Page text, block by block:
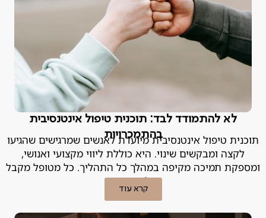
לא להתמודד לבד: תוכנית טיפול אינטנסיבית
בהתמכרויות
תוכנית טיפול אינטנסיבית מיועדת לאנשים שמרגישים שהגיעו
לקצה ומבקשים שינוי. היא כוללת ליווי מקצועי ואנושי,
ומספקת תמיכה מקיפה במהלך כל התהליך. כל מטופל מקבל
מעטפת טיפולית מותאמת אישית.
קרא עוד